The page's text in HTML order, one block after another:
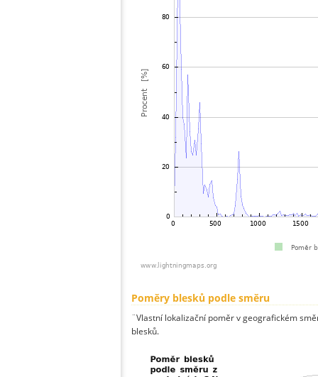
Poměry blesků podle směru
¨Vlastní lokalizační poměr v geografickém
blesků.